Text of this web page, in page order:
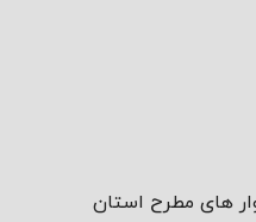
های مطرح استان